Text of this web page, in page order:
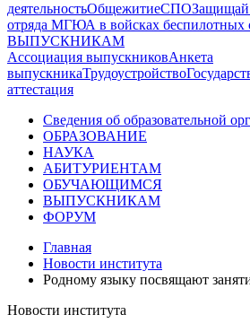
деятельностьОбщежитиеСПОЗащищай
отряда МГЮА в войсках беспилотных
ВЫПУСКНИКАМ
Ассоциация выпускниковАнкета
выпускникаТрудоустройство
аттестация
Сведения об образовательной
ОБРАЗОВАНИЕ
НАУКА
АБИТУРИЕНТАМ
ОБУЧАЮЩИМСЯ
ВЫПУСКНИКАМ
ФОРУМ
Главная
Новости института
Родному языку посвящают
Новости института